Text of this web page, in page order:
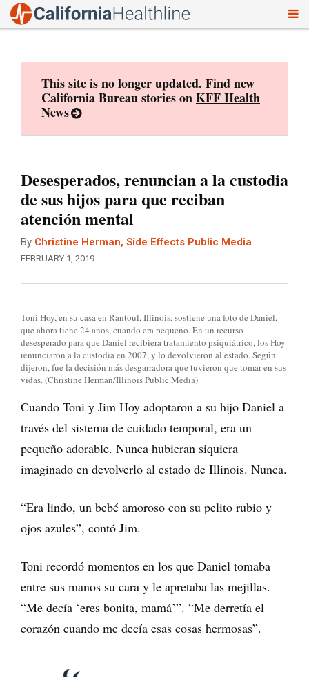
This site is no longer updated. Find new
California Bureau stories onKFF Health
News
Desesperados, renuncian a la custodia
de sus hijos para que reciban
atención mental
By Christine Herman, Side Effects Public Media
FEBRUARY 1, 2019
Toni Hoy, en su casa en Rantoul, Illinois, sostiene una foto de Daniel,
que ahora tiene 24 años, cuando era pequeño. En un recurso
desesperado para que Daniel recibiera tratamiento psiquiátrico, los Hoy
renunciaron a la custodia en 2007, y lo devolvieron al estado. Según
dijeron, fue la decisión más desgarradora que tuvieron que tomar en sus
vidas. (Christine Herman/Illinois Public Media)
Cuando Toni y Jim Hoy adoptaron a su hijo Daniel a
través del sistema de cuidado temporal, era un
pequeño adorable. Nunca hubieran siquiera
imaginado en devolverlo al estado de Illinois. Nunca.
“Era lindo, un bebé amoroso con su pelito rubio y
ojos azules”, contó Jim.
Toni recordó momentos en los que Daniel tomaba
entre sus manos su cara y le apretaba las mejillas.
“Me decía ‘eres bonita, mamá’”. “Me derretía el
corazón cuando me decía esas cosas hermosas”.